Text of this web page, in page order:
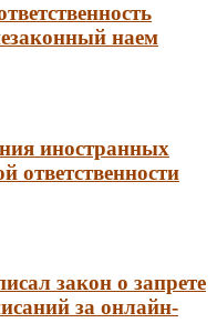
наем
иностранных
ответственности
закон о запрете
за онлайн-